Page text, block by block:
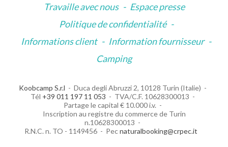
Travaille avec nous - Espace presse
Politique de confidentialité -
Informations client - Information fournisseur -
Camping
Koobcamp S.r.l
Duca degli Abruzzi 2, 10128 Turin (Italie)
Tél +39 011 197 11 053
TVA/C.F. 10628300013
Partage le capital € 10.000 i.v.
Inscription au registre du commerce de Turin
n.10628300013
R.N.C. n. TO - 1149456
Pecnaturalbooking@crpec.it